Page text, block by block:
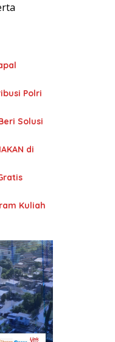
Polri
Solusi
di
Kuliah